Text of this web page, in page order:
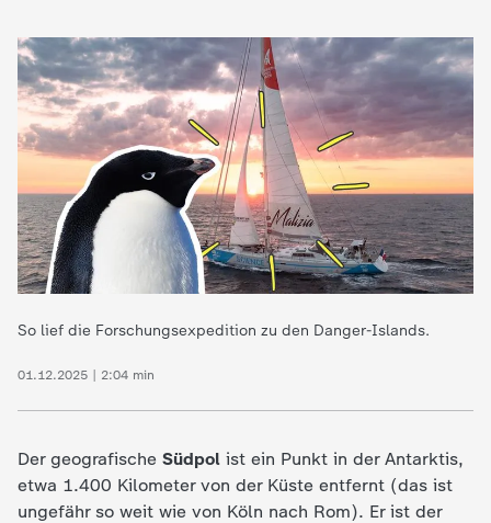
n
d
e
n
a
c
So lief die Forschungsexpedition zu den Danger-Islands.
01.12.2025 | 2:04 min
Der geografische Südpol ist ein Punkt in der Antarktis,
etwa 1.400 Kilometer von der Küste entfernt (das ist
ungefähr so weit wie von Köln nach Rom). Er ist der